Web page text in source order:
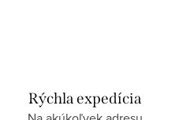
Rýchla expedícia